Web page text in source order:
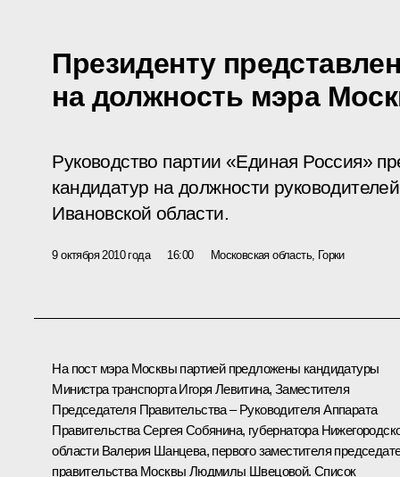
Президенту
на должность мэра
Руководство партии «Единая Россия»
кандидатур на должности
Ивановской области.
9 октября 2010 года 16:00 Московская область, Горки
На пост мэра Москвы партией предложены кандидатуры
Министра транспортаИгоря Левитина, Заместителя
Председателя Правительства – Руководителя Аппарата
ПравительстваСергея Собянина, губернатора
области Валерия Шанцева, первого заместителя
правительства Москвы Людмилы Швецовой. Список